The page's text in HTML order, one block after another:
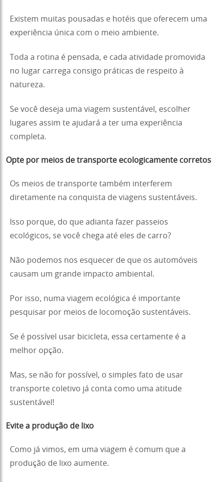
Existem muitas pousadas e hotéis que oferecem uma
experiência única com o meio ambiente.
Toda a rotina é pensada, e cada atividade promovida
no lugar carrega consigo práticas de respeito à
natureza.
Se você deseja uma viagem sustentável, escolher
lugares assim te ajudará a ter uma experiência
completa.
Opte por meios de transporte ecologicamente corretos
Os meios de transporte também interferem
diretamente na conquista de viagens sustentáveis.
Isso porque, do que adianta fazer passeios
ecológicos, se você chega até eles de carro?
Não podemos nos esquecer de que os automóveis
causam um grande impacto ambiental.
Por isso, numa viagem ecológica é importante
pesquisar por meios de locomoção sustentáveis.
Se é possível usar bicicleta, essa certamente é a
melhor opção.
Mas, se não for possível, o simples fato de usar
transporte coletivo já conta como uma atitude
sustentável!
Evite a produção de lixo
Como já vimos, em uma viagem é comum que a
produção de lixo aumente.